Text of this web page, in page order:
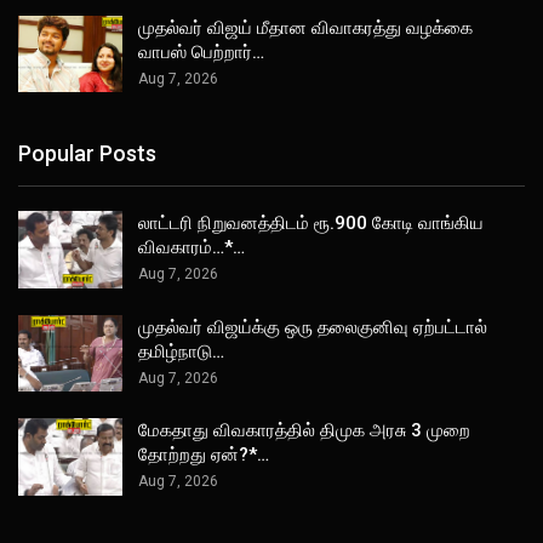
முதல்வர் விஜய் மீதான விவாகரத்து வழக்கை
வாபஸ் பெற்றார்…
Aug 7, 2026
Popular Posts
லாட்டரி நிறுவனத்திடம் ரூ.900 கோடி வாங்கிய
விவகாரம்…*…
Aug 7, 2026
முதல்வர் விஜய்க்கு ஒரு தலைகுனிவு ஏற்பட்டால்
தமிழ்நாடு…
Aug 7, 2026
மேகதாது விவகாரத்தில் திமுக அரசு 3 முறை
தோற்றது ஏன்?*…
Aug 7, 2026